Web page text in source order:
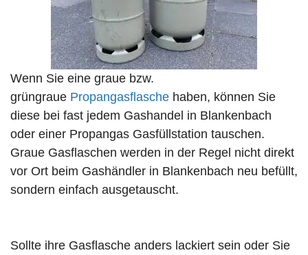
Wenn Sie eine graue bzw.
grüngraue Propangasflasche haben, können Sie
diese bei fast jedem Gashandel in Blankenbach
oder einer Propangas Gasfüllstation tauschen.
Graue Gasflaschen werden in der Regel nicht direkt
vor Ort beim Gashändler in Blankenbach neu befüllt,
sondern einfach ausgetauscht.
Sollte ihre Gasflasche anders lackiert sein oder Sie